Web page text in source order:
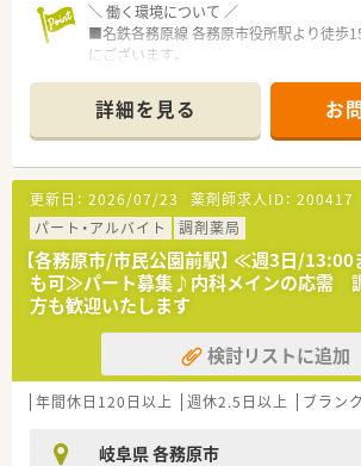
つねに薬剤師さんのために働きやすい労
とても社員想いの方です。
■社員の声に耳を傾けてくださるので、
ご家庭の事情などへの配慮や、
シフトほか働き方についての相談もしや
＼ これから目指す姿 ／
■超高齢化社会に対応すべく、積極的に在
ます。
近隣店舗同士で協力しながら対応を進め
誰か一人だけが大変…という環境ではあり
■自主性と組織の一体化を目指しています
・・＊ こんな方にオススメ ＊・・
★一緒に”これから”の薬局をつくって行
★意欲やチャレンジ精神旺盛な方
経験が浅くても問題ございません！
＼ 働く環境について ／
■名鉄各務原線 各務原市役所駅より徒歩
にございます。
にも便利な立地です。
■1年を通じて慌しくなく、じっくり業務
す。
落ち着いてお仕事されたい方におすすめ
＼ 長く活躍している方が多い企業です ／
■幅広い年代の方が活躍中！
長く勤務できるよう、シフトや働き方に
す。
家庭の事情など、何かあった場合には相
■地域や会社のためにチャレンジしてみた
積極的に応援してもらえます！
■今後の超高齢化社会に対応すべく、積極
んでいます。
近隣店舗同士で協力しながら対応を進め
■自主性・組織性どちらもバランスよく、
詳細を見る お
更新日： 2026/07/23 薬剤師求人ID： 200417
パート・アルバイト
調剤薬局
【各務原市/市民公園前駅】 ≪週3日/
も可≫パート募集♪内科メインの応需
方も歓迎いたします
検討リストに追加
年間休日120日以上 週休2.5日以上 ブラン
岐阜県 各務原市